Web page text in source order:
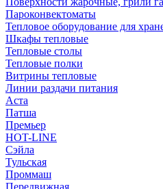
Пароконвектоматы
Тепловое оборудование для
Шкафы тепловые
Тепловые столы
Тепловые полки
Витрины тепловые
Линии раздачи питания
Аста
Патша
Премьер
HOT-LINE
Сэйла
Тульская
Проммаш
Передвижная